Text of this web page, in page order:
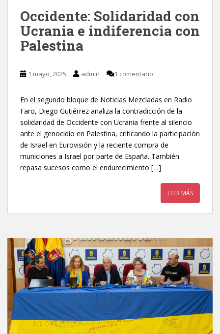
Occidente: Solidaridad con
Ucrania e indiferencia con
Palestina
1 mayo, 2025 admin 1 comentario
En el segundo bloque de Noticias Mezcladas en Radio
Faro, Diego Gutiérrez analiza la contradicción de la
solidaridad de Occidente con Ucrania frente al silencio
ante el genocidio en Palestina, criticando la participación
de Israel en Eurovisión y la reciente compra de
municiones a Israel por parte de España. También
repasa sucesos como el endurecimiento […]
LEER MÁS